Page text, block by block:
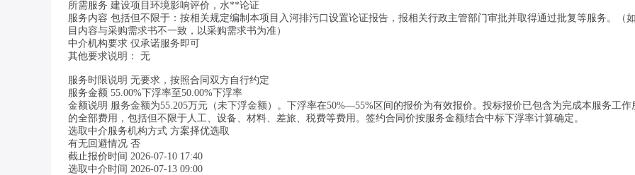
所需服务 建设项目环境影响评价，水**论证
服务内容 包括但不限于：按相关规定编制本项目入河排污口设置论证报告，报相关行政主管部门审批并取得通过批复等服务。（
目内容与采购需求书不一致，以采购需求书为准）
中介机构要求 仅承诺服务即可
其他要求说明： 无
服务时限说明 无要求，按照合同双方自行约定
服务金额 55.00%下浮率至50.00%下浮率
金额说明 服务金额为55.205万元（未下浮金额）。下浮率在50%—55%区间的报价为有效报价。投标报价已包含为完成本服务工作
的全部费用，包括但不限于人工、设备、材料、差旅、税费等费用。签约合同价按服务金额结合中标下浮率计算确定。
选取中介服务机构方式 方案择优选取
有无回避情况 否
截止报价时间 2026-07-10 17:40
选取中介时间 2026-07-13 09:00